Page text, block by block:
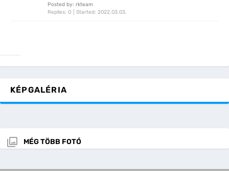
Posted by: rkteam
Replies: 0
Started: 2022.03.03.
KÉPGALÉRIA
MÉG TÖBB FOTÓ